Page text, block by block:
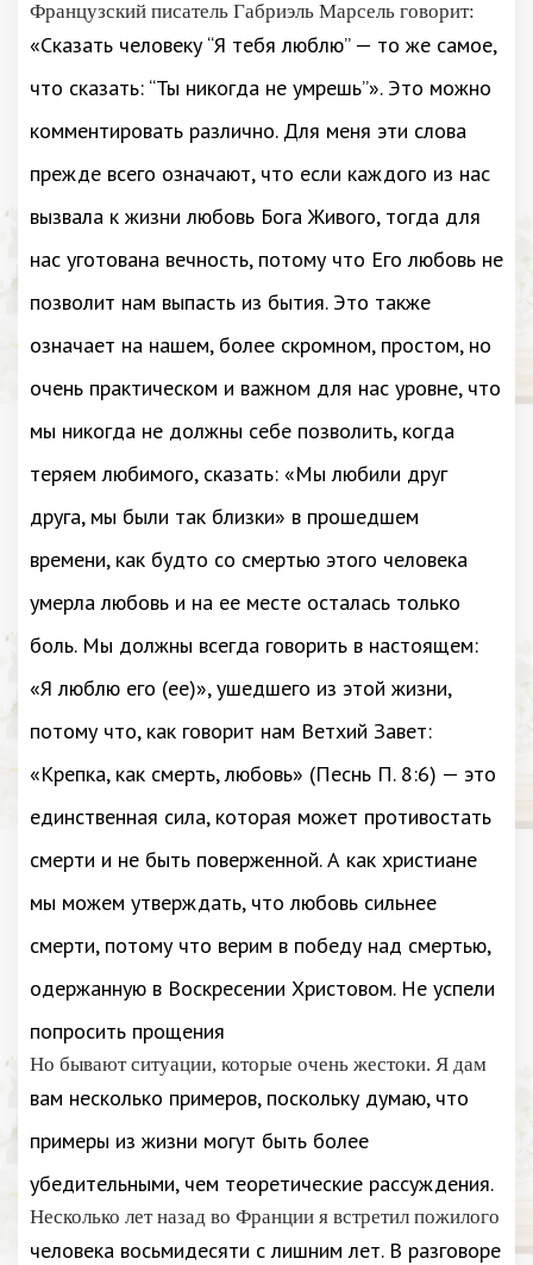
Французский писатель Габриэль Марсель говорит:
«Сказать человеку “Я тебя люблю” — то же самое,
что сказать: “Ты никогда не умрешь”». Это можно
комментировать различно. Для меня эти слова
прежде всего означают, что если каждого из нас
вызвала к жизни любовь Бога Живого, тогда для
нас уготована вечность, потому что Его любовь не
позволит нам выпасть из бытия. Это также
означает на нашем, более скромном, простом, но
очень практическом и важном для нас уровне, что
мы никогда не должны себе позволить, когда
теряем любимого, сказать: «Мы любили друг
друга, мы были так близки» в прошедшем
времени, как будто со смертью этого человека
умерла любовь и на ее месте осталась только
боль. Мы должны всегда говорить в настоящем:
«Я люблю его (ее)», ушедшего из этой жизни,
потому что, как говорит нам Ветхий Завет:
«Крепка, как смерть, любовь» (Песнь П. 8:6) — это
единственная сила, которая может противостать
смерти и не быть поверженной. А как христиане
мы можем утверждать, что любовь сильнее
смерти, потому что верим в победу над смертью,
одержанную в Воскресении Христовом. Не успели
попросить прощения
Но бывают ситуации, которые очень жестоки. Я дам
вам несколько примеров, поскольку думаю, что
примеры из жизни могут быть более
убедительными, чем теоретические рассуждения.
Несколько лет назад во Франции я встретил пожилого
человека восьмидесяти с лишним лет. В разговоре